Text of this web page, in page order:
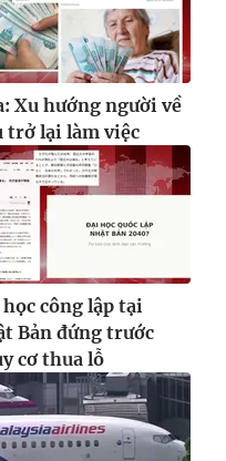
nếu không có sự chấp
khi phát hành lại
Xu hướng người về
trở lại làm việc
công lập tại
Bản đứng trước
cơ thua lỗ